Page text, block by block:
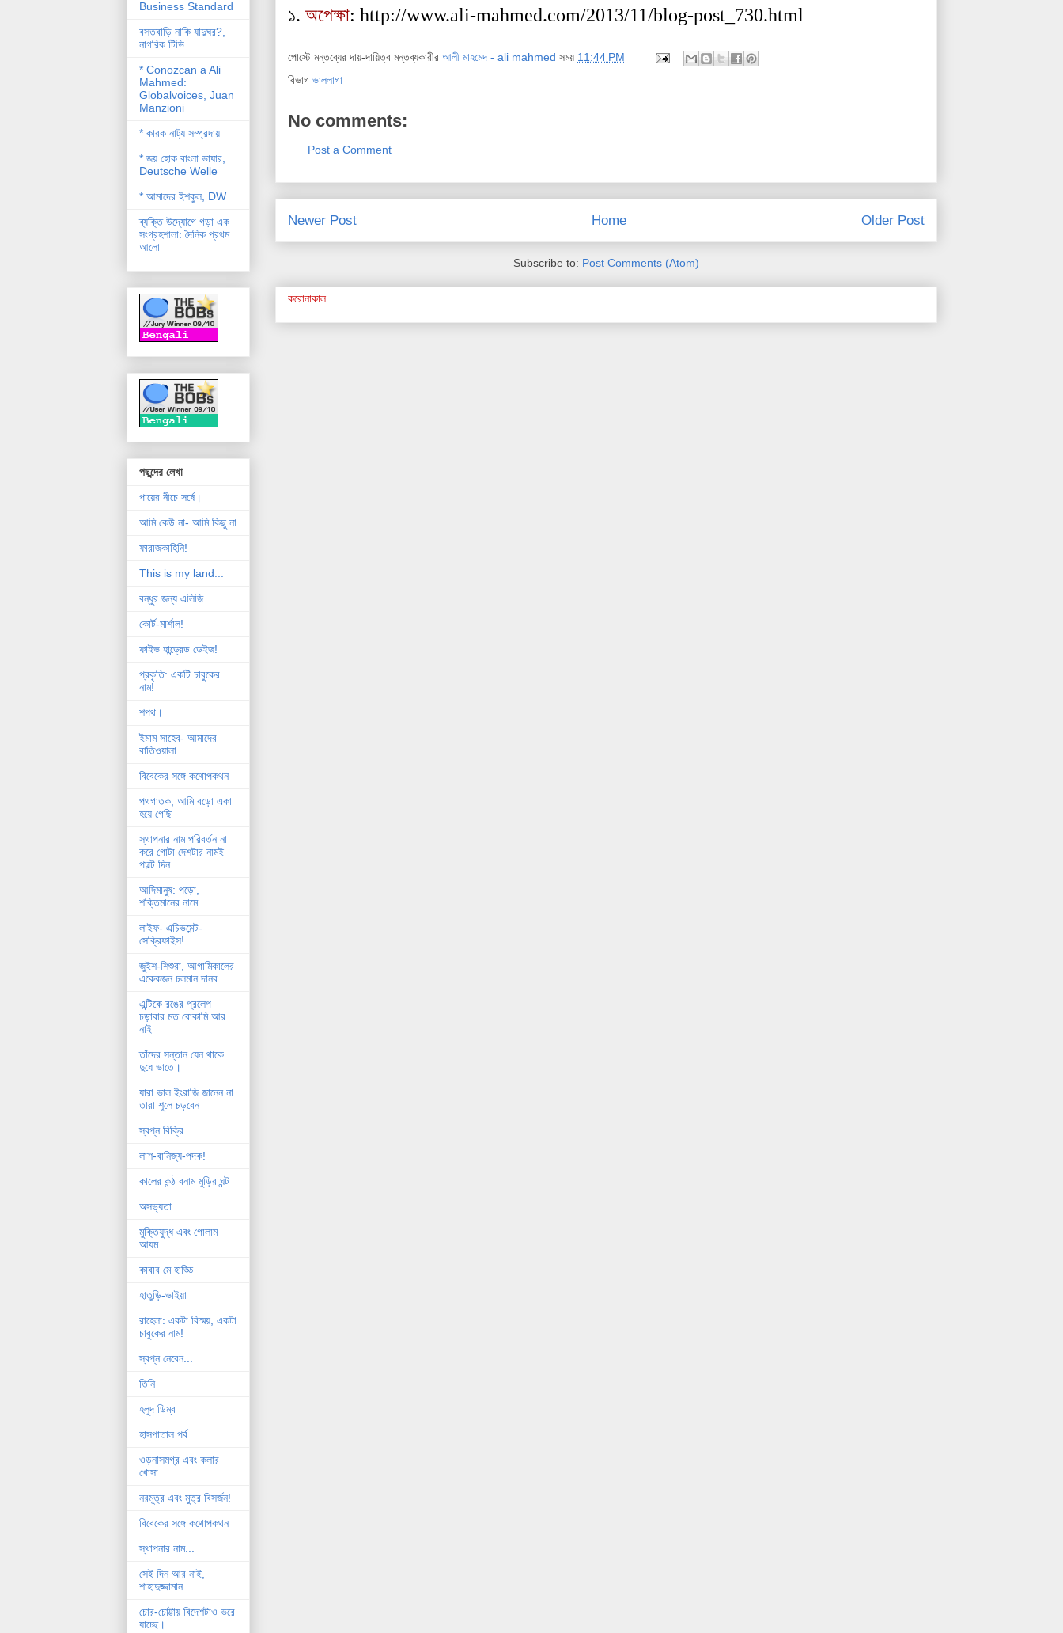
১. অপেক্ষা: http://www.ali-mahmed.com/2013/11/blog-post_730.html
পোস্টে মন্তব্যের দায়-দায়িত্ব মন্তব্যকারীর আলী মাহমেদ - ali mahmed সময় 11:44 PM
বিভাগ ভাললাগা
No comments:
Post a Comment
Newer Post Older Post
Home
Subscribe to: Post Comments (Atom)
করোনাকাল
Business Standard
বসতবাড়ি নাকি যাদুঘর?,
নাগরিক টিভি
* Conozcan a Ali
Mahmed:
Globalvoices, Juan
Manzioni
* কারক নাট্য সম্প্রদায়
* জয় হোক বাংলা ভাষার,
Deutsche Welle
* আমাদের ইশকুল, DW
ব্যক্তি উদ্যোগে গড়া এক
সংগ্রহশালা: দৈনিক প্রথম
আলো
পছন্দের লেখা
পায়ের নীচে সর্ষে।
আমি কেউ না- আমি কিছু না
ফারাজকাহিনি!
This is my land...
বন্ধুর জন্য এলিজি
কোর্ট-মার্শাল!
ফাইভ হান্ড্রেড ডেইজ!
প্রকৃতি: একটি চাবুকের
নাম!
শপথ।
ইমাম সাহেব- আমাদের
বাতিওয়ালা
বিবেকের সঙ্গে কথোপকথন
পথগাতক, আমি বড়ো একা
হয়ে গেছি
স্থাপনার নাম পরিবর্তন না
করে গোটা দেশটার নামই
পাল্টে দিন
আদিমানুষ: পড়ো,
শক্তিমানের নামে
লাইফ- এচিভমেন্ট-
সেক্রিফাইস!
জুইশ-শিশুরা, আগামিকালের
একেকজন চলমান দানব
এন্টিকে রঙের প্রলেপ
চড়াবার মত বোকামি আর
নাই
তাঁদের সন্তান যেন থাকে
দুধে ভাতে।
যারা ভাল ইংরাজি জানেন না
তারা শূলে চড়বেন
স্বপ্ন বিক্রি
লাশ-বানিজ্য-পদক!
কালের কন্ঠ বনাম মুড়ির ঘন্ট
অসভ্যতা
মুক্তিযুদ্ধ এবং গোলাম
আযম
কাবাব মে হাড্ডি
হাতুড়ি-ভাইয়া
রাহেলা: একটা বিস্ময়, একটা
চাবুকের নাম!
স্বপ্ন নেবেন...
তিনি
হলুদ ডিম্ব
হাসপাতাল পর্ব
ওড়নাসমগ্র এবং কলার
খোসা
নরমূত্র এবং মুত্র বিসর্জন!
বিবেকের সঙ্গে কথোপকথন
স্থাপনার নাম...
সেই দিন আর নাই,
শাহাদুজ্জামান
চোর-চোট্টায় বিদেশটাও ভরে
যাচ্ছে।